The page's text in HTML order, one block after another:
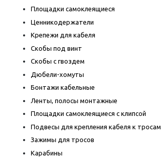
Площадки самоклеящиеся
Ценникодержатели
Крепежи для кабеля
Скобы под винт
Скобы с гвоздем
Дюбели-хомуты
Бонтажи кабельные
Ленты, полосы монтажные
Площадки самоклеящиеся с клипсой
Подвесы для крепления кабеля к тросам
Зажимы для тросов
Карабины